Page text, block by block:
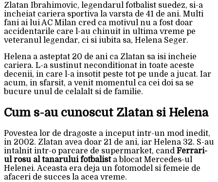
Zlatan Ibrahimovic, legendarul fotbalist suedez, si-a
incheiat cariera sportiva la varsta de 41 de ani. Multi
fani ai lui AC Milan cred ca motivul nu a fost doar
accidentarile care l-au chinuit in ultima vreme pe
veteranul legendar, ci si iubita sa, Helena Seger.
Helena a asteptat 20 de ani ca Zlatan sa isi incheie
cariera. L-a sustinut neconditionat in toate aceste
decenii, in care l-a insotit peste tot pe unde a jucat. Iar
acum, in sfarsit, a venit momentul ca cei doi sa se
bucure unul de celalalt si de familie.
Cum s-au cunoscut Zlatan si Helena
Povestea lor de dragoste a inceput intr-un mod inedit,
in 2002. Zlatan avea doar 21 de ani, iar Helena 32. S-au
intalnit intr-o parcare de supermarket, cand Ferrari-
ul rosu al tanarului fotbalista blocat Mercedes-ul
Helenei. Aceasta era deja un fotomodel si femeie de
afaceri de succes la acea vreme.